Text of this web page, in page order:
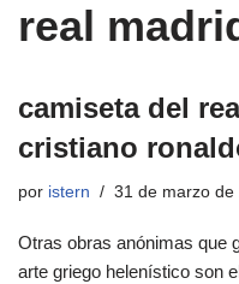
real
camiseta del
cristiano
por istern 31 de marzo de
Otras obras anónimas que
arte griego helenístico son